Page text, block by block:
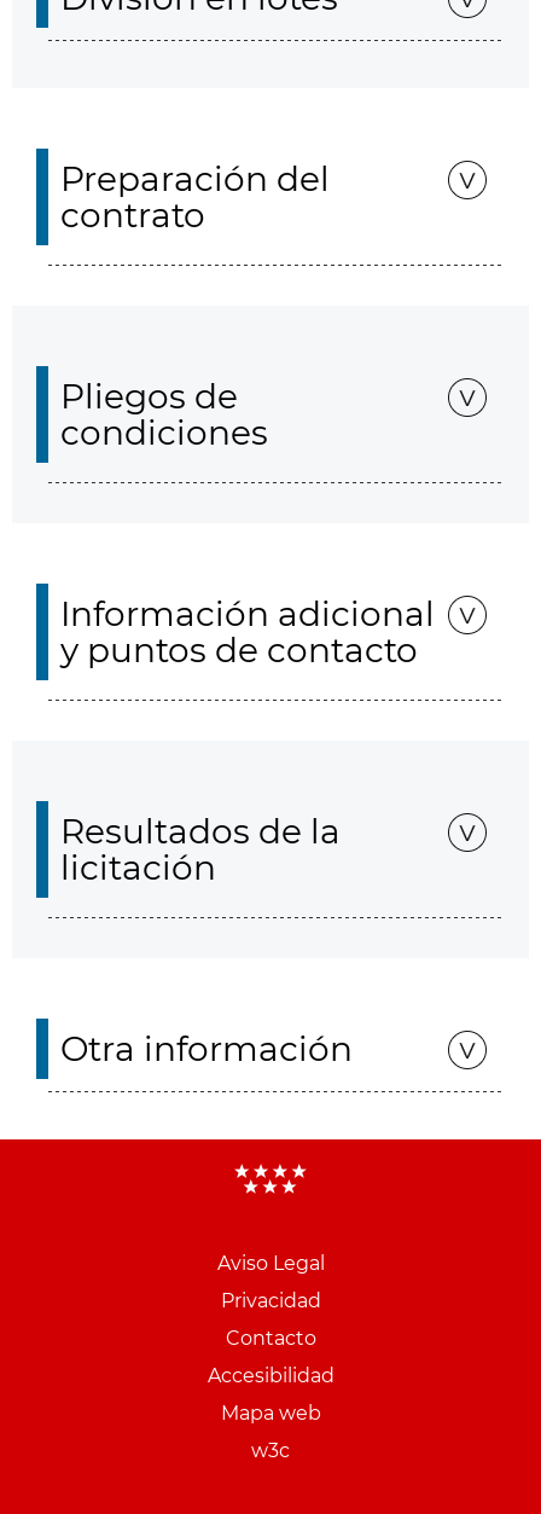
Preparación del
contrato
Pliegos de
condiciones
Información adicional
y puntos de contacto
Resultados de la
licitación
Otra información
Aviso Legal
Privacidad
Contacto
Accesibilidad
Mapa web
w3c